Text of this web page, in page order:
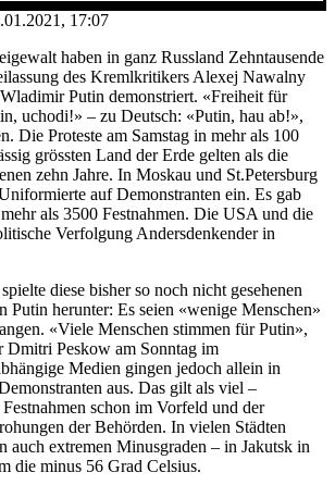
17:07
haben in ganz Russland Zehntausende
des Kremlkritikers Alexej Nawalny
Putin demonstriert. «Freiheit für
uchodi!» – zu Deutsch: «Putin, hau ab!»,
Die Proteste am Samstag in mehr als 100
grössten Land der Erde gelten als die
zehn Jahre. In Moskau und St.Petersburg
auf Demonstranten ein. Es gab
als 3500 Festnahmen. Die USA und die
Verfolgung Andersdenkender in
diese bisher so noch nicht gesehenen
Putin herunter: Es seien «wenige Menschen»
«Viele Menschen stimmen für Putin»,
Dmitri Peskow am Sonntag im
Medien gingen jedoch allein in
aus. Das gilt als viel –
schon im Vorfeld und der
der Behörden. In vielen Städten
auch extremen Minusgraden – in Jakutsk in
die minus 56 Grad Celsius.